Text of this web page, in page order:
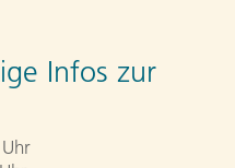
Infos zur